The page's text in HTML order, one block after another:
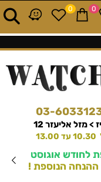
03-
לחודש אוגוסט
ההנחה הנוספת !
0 0